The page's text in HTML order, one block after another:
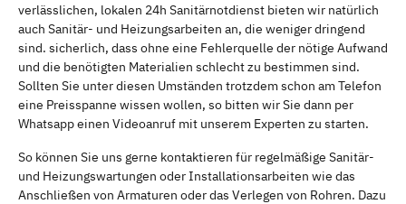
verlässlichen, lokalen 24h Sanitärnotdienst bieten wir natürlich
auch Sanitär- und Heizungsarbeiten an, die weniger dringend
sind. sicherlich, dass ohne eine Fehlerquelle der nötige Aufwand
und die benötigten Materialien schlecht zu bestimmen sind.
Sollten Sie unter diesen Umständen trotzdem schon am Telefon
eine Preisspanne wissen wollen, so bitten wir Sie dann per
Whatsapp einen Videoanruf mit unserem Experten zu starten.
So können Sie uns gerne kontaktieren für regelmäßige Sanitär-
und Heizungswartungen oder Installationsarbeiten wie das
Anschließen von Armaturen oder das Verlegen von Rohren. Dazu